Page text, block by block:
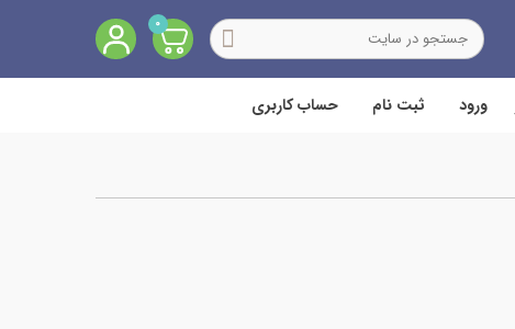
0
ورود ثبت نام حساب کاربری